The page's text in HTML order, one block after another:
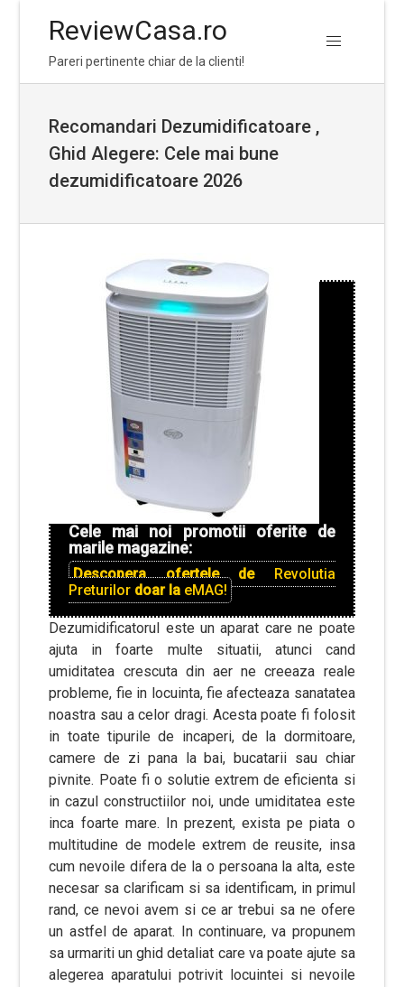
ReviewCasa.ro
Pareri pertinente chiar de la clienti!
Recomandari Dezumidificatoare ,
Ghid Alegere: Cele mai bune
dezumidificatoare 2026
Cele mai noi promotii oferite de
marile magazine:
Descopera ofertele de Revolutia
Preturilor doar la eMAG!
Dezumidificatorul este un aparat care ne poate
ajuta in foarte multe situatii, atunci cand
umiditatea crescuta din aer ne creeaza reale
probleme, fie in locuinta, fie afecteaza sanatatea
noastra sau a celor dragi. Acesta poate fi folosit
in toate tipurile de incaperi, de la dormitoare,
camere de zi pana la bai, bucatarii sau chiar
pivnite. Poate fi o solutie extrem de eficienta si
in cazul constructiilor noi, unde umiditatea este
inca foarte mare. In prezent, exista pe piata o
multitudine de modele extrem de reusite, insa
cum nevoile difera de la o persoana la alta, este
necesar sa clarificam si sa identificam, in primul
rand, ce nevoi avem si ce ar trebui sa ne ofere
un astfel de aparat. In continuare, va propunem
sa urmariti un ghid detaliat care va poate ajute sa
alegerea aparatului potrivit locuintei si nevoile